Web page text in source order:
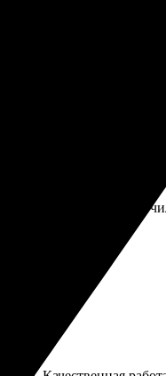
Всё понравилось,
В итоге